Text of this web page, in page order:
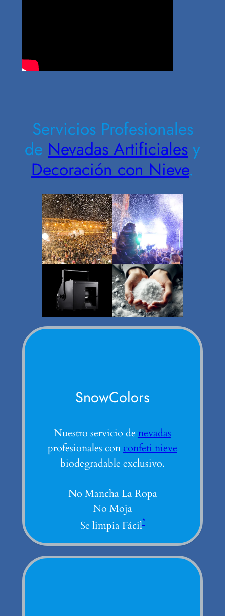
Servicios Profesionales
de Nevadas Artificiales y
Decoración con Nieve.
SnowColors
Nuestro servicio de nevadas
profesionales con confeti nieve
biodegradable exclusivo.
No Mancha La Ropa
No Moja
Se limpia Fácil*